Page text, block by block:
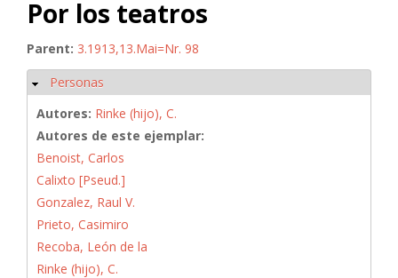
Por los teatros
Parent: 3.1913,13.Mai=Nr. 98
Ocultar
Personas
Autores: Rinke (hijo), C.
Autores de este ejemplar:
Benoist, Carlos
Calixto [Pseud.]
Gonzalez, Raul V.
Prieto, Casimiro
Recoba, León de la
Rinke (hijo), C.